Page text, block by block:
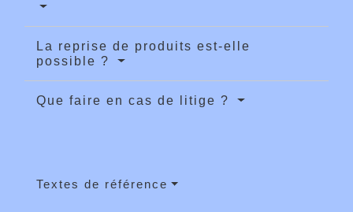
La reprise de produits est-elle
possible ?
Que faire en cas de litige ?
Textes de référence